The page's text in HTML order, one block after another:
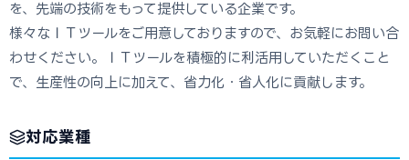
を、先端の技術をもって提供している企業です。
様々なＩＴツールをご用意しておりますので、お気軽にお問い合
わせください。ＩＴツールを積極的に利活用していただくこと
で、生産性の向上に加えて、省力化・省人化に貢献します。
対応業種